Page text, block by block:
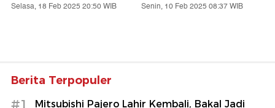
Selasa, 18 Feb 2025 20:50 WIB Senin, 10 Feb 2025 08:37 WIB
Berita Terpopuler
#1
Mitsubishi Pajero Lahir Kembali, Bakal Jadi